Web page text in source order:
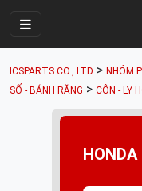
ICSPARTS CO., LTD > NHÓM
SỐ - BÁNH RĂNG > CÔN - LY
HONDA